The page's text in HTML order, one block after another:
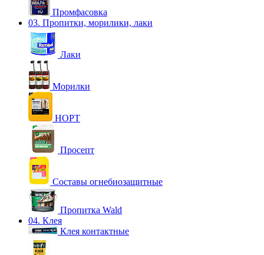
Промфасовка
03. Пропитки, морилики, лаки
Лаки
Морилки
НОРТ
Просепт
Составы огнебиозащитные
Пропитка Wald
04. Клея
Клея контактные